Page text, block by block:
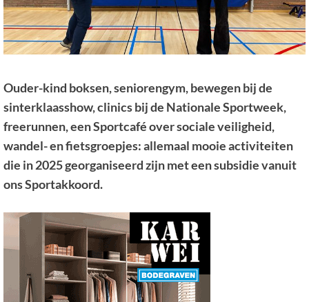
Ouder-kind boksen, seniorengym, bewegen bij de
sinterklaasshow, clinics bij de Nationale Sportweek,
freerunnen, een Sportcafé over sociale veiligheid,
wandel- en fietsgroepjes: allemaal mooie activiteiten
die in 2025 georganiseerd zijn met een subsidie vanuit
ons Sportakkoord.